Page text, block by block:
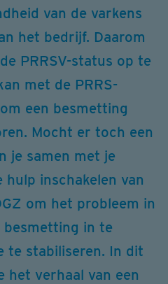
van de varkens
het bedrijf. Daarom
PRRSV-status op te
met de PRRS-
een besmetting
Mocht er toch een
je samen met je
inschakelen van
om het probleem in
in te
te stabiliseren. In dit
het verhaal van een